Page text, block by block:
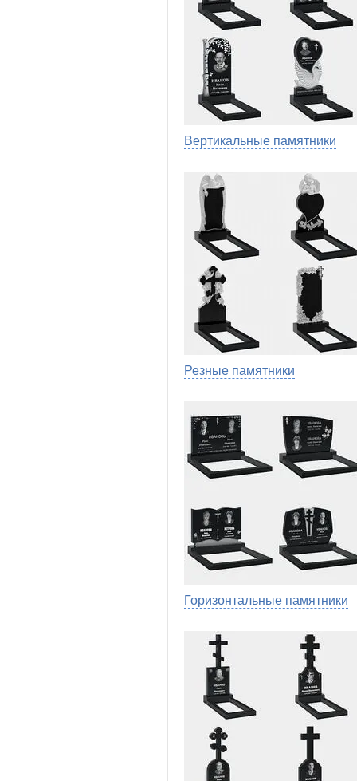
Вертикальные памятники
Резные памятники
Горизонтальные памятники